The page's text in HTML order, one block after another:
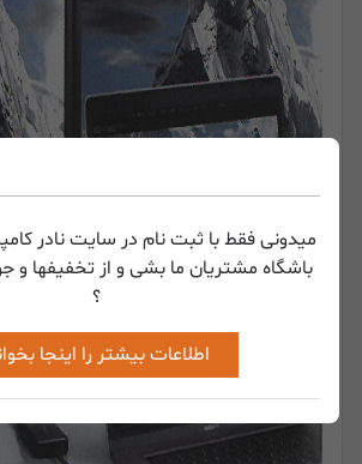
میدونی فقط با ثبت نام در سایت نادر
باشگاه مشتریان ما بشی و از تخفیفها و
؟
اطلاعات بیشتر را اینجا